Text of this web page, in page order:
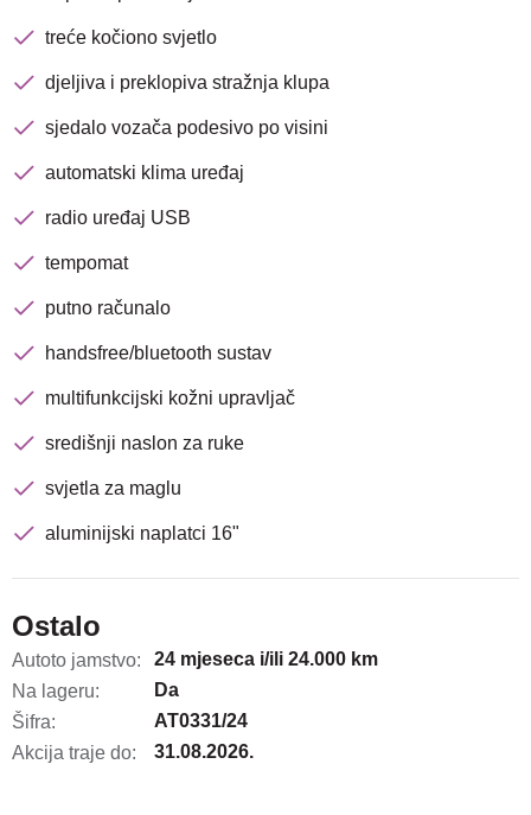
treće kočiono svjetlo
djeljiva i preklopiva stražnja klupa
sjedalo vozača podesivo po visini
automatski klima uređaj
radio uređaj USB
tempomat
putno računalo
handsfree/bluetooth sustav
multifunkcijski kožni upravljač
središnji naslon za ruke
svjetla za maglu
aluminijski naplatci 16"
Ostalo
Autoto jamstvo:
24 mjeseca i/ili 24.000 km
Na lageru:
Da
Šifra:
AT0331/24
Akcija traje do:
31.08.2026.
Traži